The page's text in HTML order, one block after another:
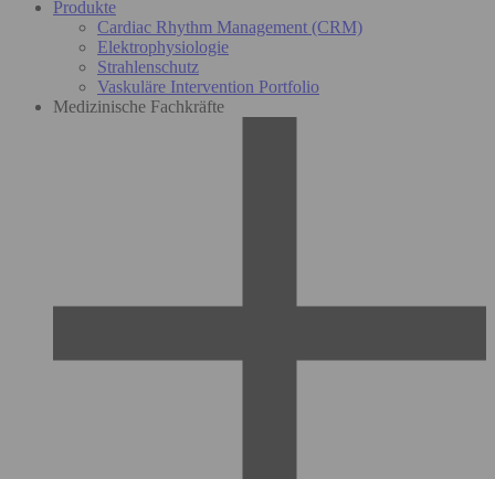
Produkte
Cardiac Rhythm Management (CRM)
Elektrophysiologie
Strahlenschutz
Vaskuläre Intervention Portfolio
Medizinische Fachkräfte